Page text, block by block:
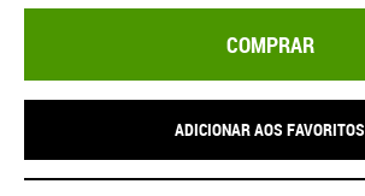
COMPRAR
ADICIONAR AOS FAVORITOS